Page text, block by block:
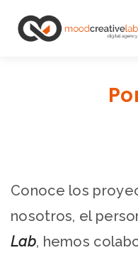
Conoce los
nosotros, el
Lab, hemos